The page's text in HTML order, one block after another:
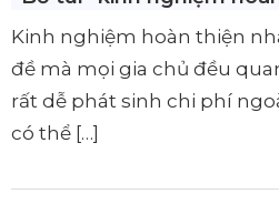
Kinh nghiệm hoàn thiện
đề mà mọi gia chủ đều
rất dễ phát sinh chi phí
có thể […]